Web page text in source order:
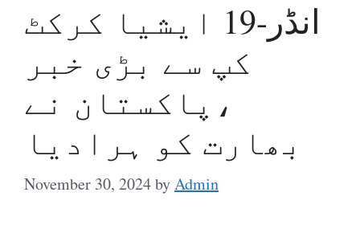
انڈر-19 ایشیا کرکٹ
کپ سے بڑی خبر
،پاکستان نے
بھارت کو ہرادیا
November 30, 2024byAdmin